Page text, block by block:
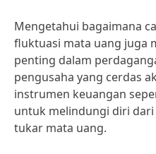
Mengetahui bagaimana
fluktuasi mata uang juga
penting dalam
pengusaha yang cerdas
instrumen keuangan
untuk melindungi diri
tukar mata uang.